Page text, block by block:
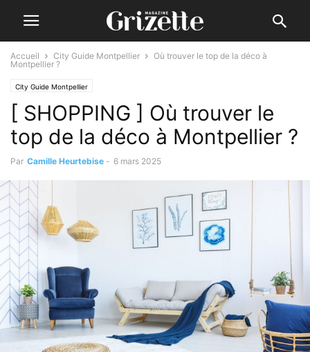
Accueil City Guide Montpellier
Où trouver le top de la déco à
Montpellier ?
City Guide Montpellier
[ SHOPPING ] Où trouver le
top de la déco à Montpellier ?
Par Camille Heurtebise - 6 mars 2025